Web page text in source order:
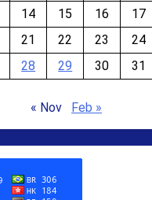
14 15 16 17
21 22 23 24
28 29 30 31
« Nov Feb »